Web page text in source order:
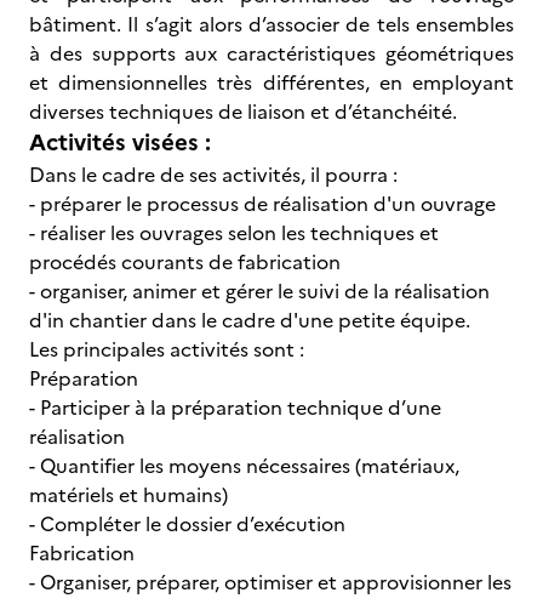
bâtiment. Il s’agit alors d’associer de tels ensembles
à des supports aux caractéristiques géométriques
et dimensionnelles très différentes, en employant
diverses techniques de liaison et d’étanchéité.
Activités visées :
Dans le cadre de ses activités, il pourra :
- préparer le processus de réalisation d'un ouvrage
- réaliser les ouvrages selon les techniques et
procédés courants de fabrication
- organiser, animer et gérer le suivi de la réalisation
d'in chantier dans le cadre d'une petite équipe.
Les principales activités sont :
Préparation
- Participer à la préparation technique d’une
réalisation
- Quantifier les moyens nécessaires (matériaux,
matériels et humains)
- Compléter le dossier d’exécution
Fabrication
- Organiser, préparer, optimiser et approvisionner les